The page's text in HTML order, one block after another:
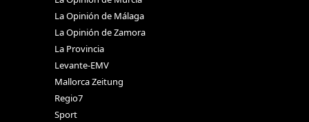
La Opinión de Málaga
La Opinión de Zamora
La Provincia
Levante-EMV
Mallorca Zeitung
Regio7
Sport